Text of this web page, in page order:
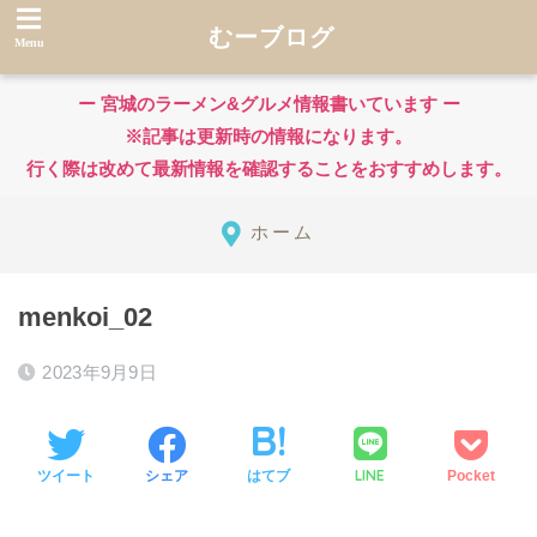
むーブログ
ー 宮城のラーメン&グルメ情報書いています ー
※記事は更新時の情報になります。
行く際は改めて最新情報を確認することをおすすめします。
ホーム
menkoi_02
2023年9月9日
ツイート シェア はてブ LINE Pocket